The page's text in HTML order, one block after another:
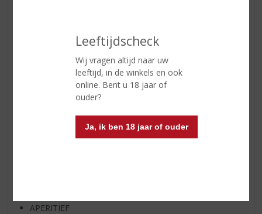
Leeftijdscheck
Wij vragen altijd naar uw
leeftijd, in de winkels en ook
online. Bent u 18 jaar of
ouder?
Ja, ik ben 18 jaar of ouder
RUM VAN DE MAAND
BIER VAN DE MAAND
SPIRIT VAN DE MAAND
EXCLUSIEF TOPSLIJTER
BIER SPECIALS
HUISSPECIALITEITEN
APERITIEF